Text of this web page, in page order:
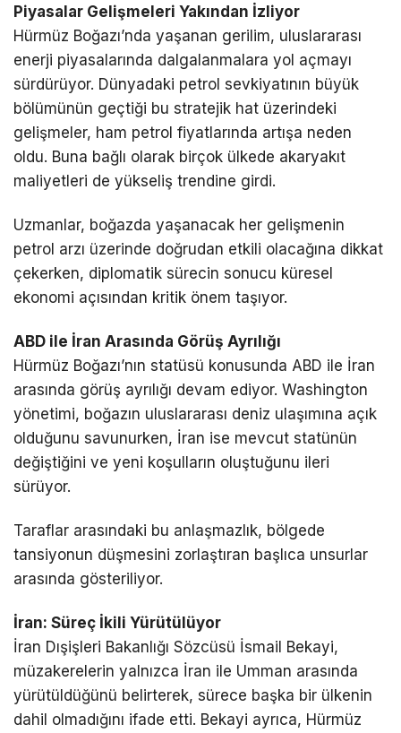
Piyasalar Gelişmeleri Yakından İzliyor
Hürmüz Boğazı’nda yaşanan gerilim, uluslararası
enerji piyasalarında dalgalanmalara yol açmayı
sürdürüyor. Dünyadaki petrol sevkiyatının büyük
bölümünün geçtiği bu stratejik hat üzerindeki
gelişmeler, ham petrol fiyatlarında artışa neden
oldu. Buna bağlı olarak birçok ülkede akaryakıt
maliyetleri de yükseliş trendine girdi.
Uzmanlar, boğazda yaşanacak her gelişmenin
petrol arzı üzerinde doğrudan etkili olacağına dikkat
çekerken, diplomatik sürecin sonucu küresel
ekonomi açısından kritik önem taşıyor.
ABD ile İran Arasında Görüş Ayrılığı
Hürmüz Boğazı’nın statüsü konusunda ABD ile İran
arasında görüş ayrılığı devam ediyor. Washington
yönetimi, boğazın uluslararası deniz ulaşımına açık
olduğunu savunurken, İran ise mevcut statünün
değiştiğini ve yeni koşulların oluştuğunu ileri
sürüyor.
Taraflar arasındaki bu anlaşmazlık, bölgede
tansiyonun düşmesini zorlaştıran başlıca unsurlar
arasında gösteriliyor.
İran: Süreç İkili Yürütülüyor
İran Dışişleri Bakanlığı Sözcüsü İsmail Bekayi,
müzakerelerin yalnızca İran ile Umman arasında
yürütüldüğünü belirterek, sürece başka bir ülkenin
dahil olmadığını ifade etti. Bekayi ayrıca, Hürmüz